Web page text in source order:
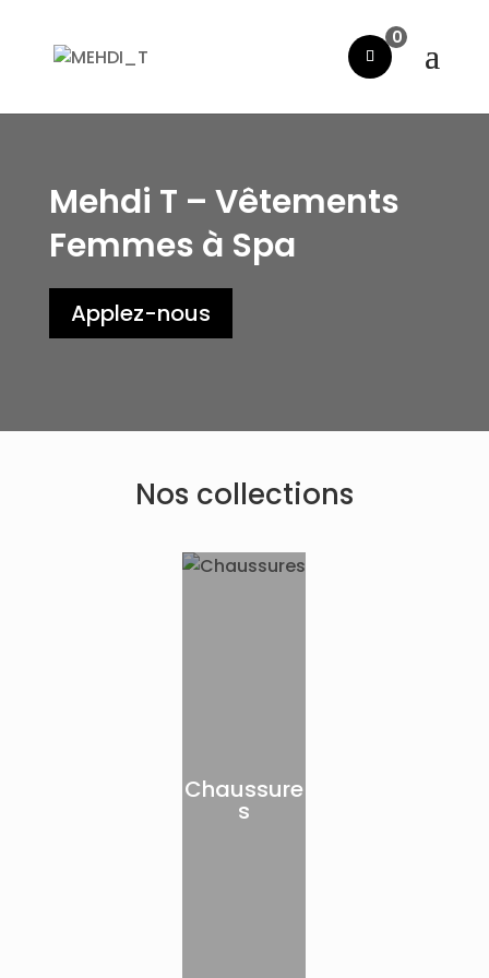
0
Mehdi T – Vêtements
Femmes à Spa
Applez-nous
Nos collections
Chaussure
s